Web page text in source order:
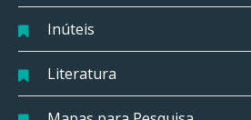
Inúteis
Literatura